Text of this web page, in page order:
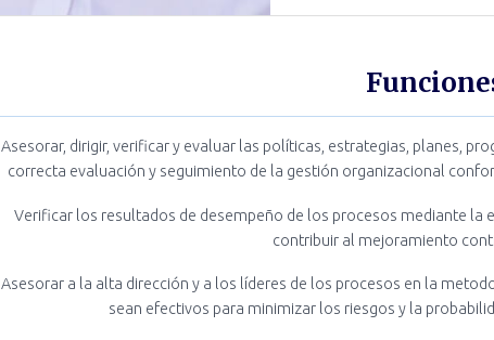
Asesorar, dirigir, verificar y evaluar las políticas, estrategias, planes,
correcta evaluación y seguimiento de la gestión organizacional
Verificar los resultados de desempeño de los procesos mediante
contribuir al mejoramiento
Asesorar a la alta dirección y a los líderes de los procesos en la
sean efectivos para minimizar los riesgos y la